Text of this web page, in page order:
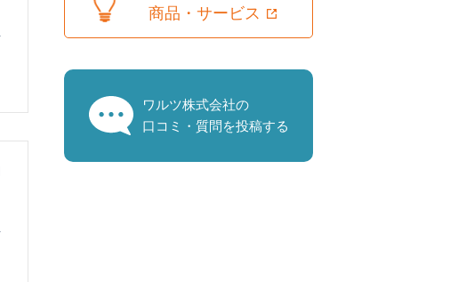
商品・サービス
ワルツ株式会社の
口コミ・質問を投稿する